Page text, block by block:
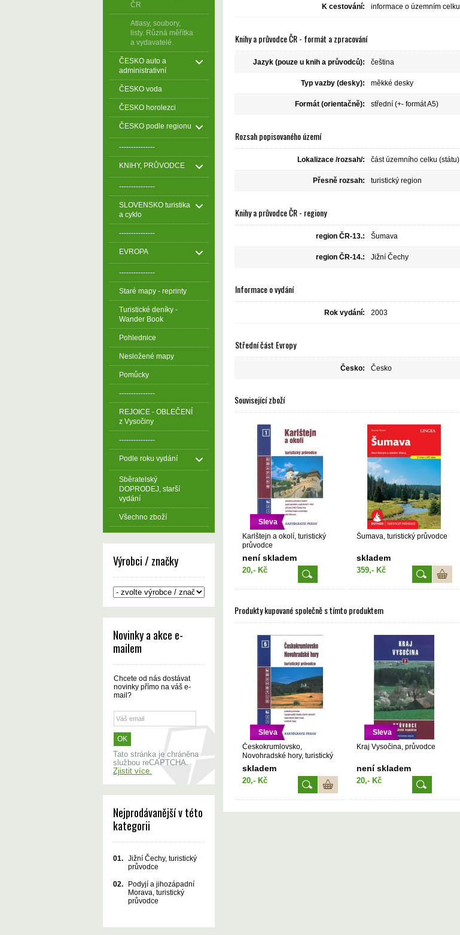
ČR
Atlasy, soubory,
listy. Různá měřítka
a vydavatelé.
ČESKO auto a
administrativní
ČESKO voda
ČESKO horolezci
ČESKO podle regionu
---------------
KNIHY, PRŮVODCE
---------------
SLOVENSKO turistika
a cyklo
---------------
EVROPA
---------------
Staré mapy - reprinty
Turistické deníky -
Wander Book
Pohlednice
Nesložené mapy
Pomůcky
---------------
REJOICE - OBLEČENÍ
z Vysočiny
---------------
Podle roku vydání
Sběratelský
DOPRODEJ, starší
vydání
Všechno zboží
Výrobci / značky
Novinky a akce e-
mailem
Chcete od nás dostávat
novinky přímo na váš e-
mail?
Tato stránka je chráněna
službou reCAPTCHA.
Zjistit více.
Nejprodávanější v této
kategorii
01. Jižní Čechy, turistický
průvodce
02.
Podyjí a jihozápadní
Morava, turistický
průvodce
K cestování: informace o územním celku
Knihy a průvodce ČR - formát a zpracování
Jazyk (pouze u knih a průvodců): čeština
Typ vazby (desky): měkké desky
Formát (orientačně): střední (+- formát A5)
Rozsah popisovaného území
Lokalizace /rozsah/: část územního celku (státu)
Přesně rozsah: turistický region
Knihy a průvodce ČR - regiony
region ČR-13.: Šumava
region ČR-14.: Jižní Čechy
Informace o vydání
Rok vydání: 2003
Střední část Evropy
Česko: Česko
Související zboží
Sleva
Karlštejn a okolí, turistický
průvodce
není skladem
20,- Kč
Šumava, turistický průvodce
skladem
359,- Kč
Produkty kupované společně s tímto produktem
Sleva
Českokrumlovsko,
Novohradské hory, turistický
průvodce
skladem
20,- Kč
Sleva
Kraj Vysočina, průvodce
není skladem
20,- Kč